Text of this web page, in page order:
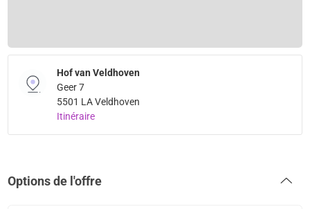
Hof van Veldhoven
Geer 7
5501 LA Veldhoven
Itinéraire
Options de l'offre